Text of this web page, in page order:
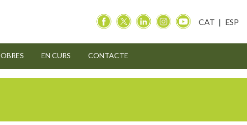
OBRES EN CURS CONTACTE
CAT ESP